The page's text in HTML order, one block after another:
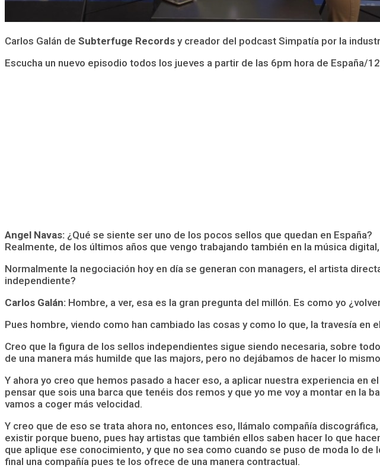
Carlos Galán de Subterfuge Records y creador del podcast Simpatía por la
Escucha un nuevo episodio todos los jueves a partir de las 6pm hora de España/
Angel Navas: ¿Qué se siente ser uno de los pocos sellos que quedan en España?
Realmente, de los últimos años que vengo trabajando también en la música
Normalmente la negociación hoy en día se generan con managers, el artista
independiente?
Carlos Galán: Hombre, a ver, esa es la gran pregunta del millón. Es como yo
Pues hombre, viendo como han cambiado las cosas y como lo que, la travesía
Creo que la figura de los sellos independientes sigue siendo necesaria, sobre
de una manera más humilde que las majors, pero no dejábamos de hacer lo
Y ahora yo creo que hemos pasado a hacer eso, a aplicar nuestra experiencia
pensar que sois una barca que tenéis dos remos y que yo me voy a montar en la
vamos a coger más velocidad.
Y creo que de eso se trata ahora no, entonces eso, llámalo compañía
existir porque bueno, pues hay artistas que también ellos saben hacer lo que
que aplique ese conocimiento, y que no sea como cuando se puso de moda lo
final una compañía pues te los ofrece de una manera contractual.